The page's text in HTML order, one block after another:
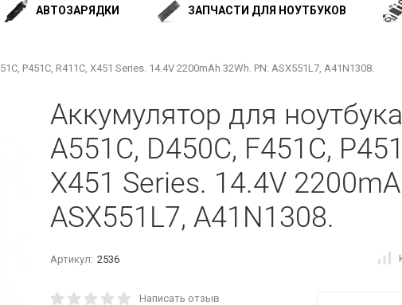
АВТОЗАРЯДКИ ЗАПЧАСТИ ДЛЯ НОУТБУКОВ
P451C, R411C, X451 Series. 14.4V 2200mAh 32Wh. PN: ASX551L7, A41N1308.
Аккумулятор для
A551C, D450C, F451C,
X451 Series. 14.4V
ASX551L7, A41N1308.
Артикул: 2536
Написать отзыв